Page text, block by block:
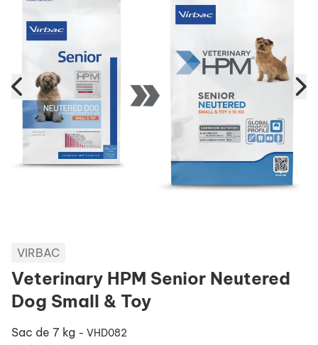
VIRBAC
Veterinary HPM Senior Neutered
Dog Small & Toy
Sac de 7 kg - VHD082